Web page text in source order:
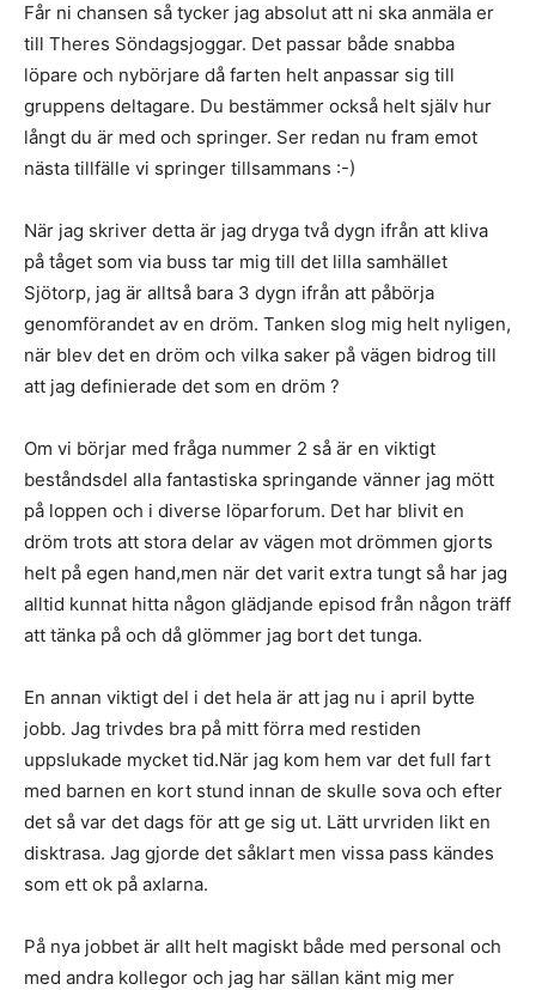
Får ni chansen så tycker jag absolut att ni ska anmäla er
till Theres Söndagsjoggar. Det passar både snabba
löpare och nybörjare då farten helt anpassar sig till
gruppens deltagare. Du bestämmer också helt själv hur
långt du är med och springer. Ser redan nu fram emot
nästa tillfälle vi springer tillsammans :-)
När jag skriver detta är jag dryga två dygn ifrån att kliva
på tåget som via buss tar mig till det lilla samhället
Sjötorp, jag är alltså bara 3 dygn ifrån att påbörja
genomförandet av en dröm. Tanken slog mig helt nyligen,
när blev det en dröm och vilka saker på vägen bidrog till
att jag definierade det som en dröm ?
Om vi börjar med fråga nummer 2 så är en viktigt
beståndsdel alla fantastiska springande vänner jag mött
på loppen och i diverse löparforum. Det har blivit en
dröm trots att stora delar av vägen mot drömmen gjorts
helt på egen hand,men när det varit extra tungt så har jag
alltid kunnat hitta någon glädjande episod från någon träff
att tänka på och då glömmer jag bort det tunga.
En annan viktigt del i det hela är att jag nu i april bytte
jobb. Jag trivdes bra på mitt förra med restiden
uppslukade mycket tid.När jag kom hem var det full fart
med barnen en kort stund innan de skulle sova och efter
det så var det dags för att ge sig ut. Lätt urvriden likt en
disktrasa. Jag gjorde det såklart men vissa pass kändes
som ett ok på axlarna.
På nya jobbet är allt helt magiskt både med personal och
med andra kollegor och jag har sällan känt mig mer